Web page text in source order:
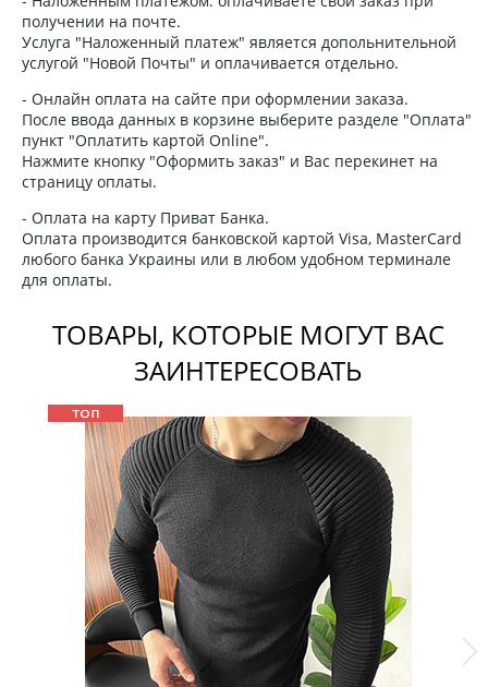
получении на почте.
Услуга "Наложенный платеж" является допольнительной
услугой "Новой Почты" и оплачивается отдельно.
- Онлайн оплата на сайте при оформлении заказа.
После ввода данных в корзине выберите разделе "Оплата"
пункт "Оплатить картой Online".
Нажмите кнопку "Оформить заказ" и Вас перекинет на
страницу оплаты.
- Оплата на карту Приват Банка.
Оплата производится банковской картой Visa, MasterCard
любого банка Украины или в любом удобном терминале
для оплаты.
ТОВАРЫ, КОТОРЫЕ МОГУТ ВАС
ЗАИНТЕРЕСОВАТЬ